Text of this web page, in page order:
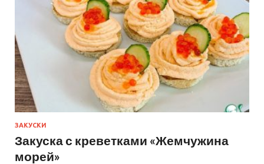
ЗАКУСКИ
Закуска с креветками «Жемчужина
морей»